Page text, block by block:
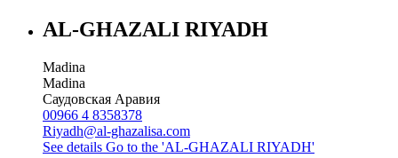
AL-GHAZALI RIYADH
Madina
Madina
Саудовская Аравия
00966 4 8358378
Riyadh@al-ghazalisa.com
See details Go to the 'AL-GHAZALI RIYADH'